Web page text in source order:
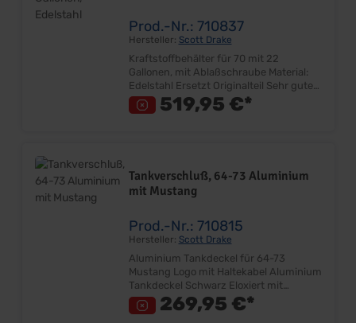
Prod.-Nr.: 710837
Hersteller: Scott Drake
Kraftstoffbehälter für 70 mit 22
Gallonen, mit Ablaßschraube Material:
Edelstahl Ersetzt Originalteil Sehr gute
Qualität 22 Gallonen (ca.83 Liter) Mit
Ablaßschraube Made in USA Nicht für
519,95 €*
Tankverschluß, 64-73 Aluminium
mit Mustang
Prod.-Nr.: 710815
Hersteller: Scott Drake
Aluminium Tankdeckel für 64-73
Mustang Logo mit Haltekabel Aluminium
Tankdeckel Schwarz Eloxiert mit
Mustang Logo "Resto-Mod" Look Sehr
gut Qualität Twist-On Verschluß Mit269,95 €*